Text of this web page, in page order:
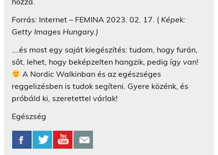
Forrás: Internet – FEMINA 2023. 02. 17. ( Képek:
Getty Images Hungary.)
….és most egy saját kiegészítés: tudom, hogy furán,
sőt, lehet, hogy beképzelten hangzik, pedig így van!
A Nordic Walkinban és az egészséges
reggelizésben is tudok segíteni. Gyere közénk, és
próbáld ki, szeretettel várlak!
Egészség